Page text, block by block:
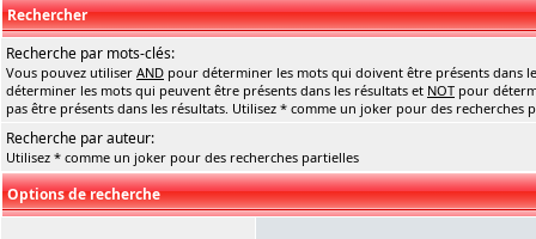
Rechercher
Recherche par mots-clés:
Vous pouvez utiliser AND pour déterminer les mots qui doivent être présents dans
déterminer les mots qui peuvent être présents dans les résultats et NOT pour
pas être présents dans les résultats. Utilisez * comme un joker pour des recherches
Recherche par auteur:
Utilisez * comme un joker pour des recherches partielles
Options de recherche